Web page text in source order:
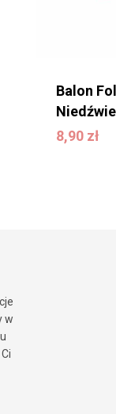
Balon
8,90 zł
8,90zł
w